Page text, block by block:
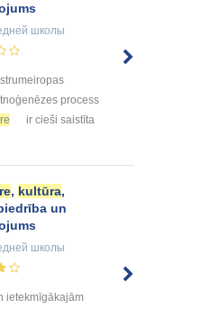
школы
process
ir cieši saistīta
, kultūra,
un
школы
ietekmīgākajām